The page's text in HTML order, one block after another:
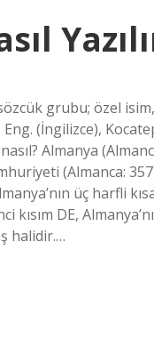
sözcük grubu; özel
(İngilizce),
Almanya
(Almanca:
üç harfli
kısım DE,
halidir.…